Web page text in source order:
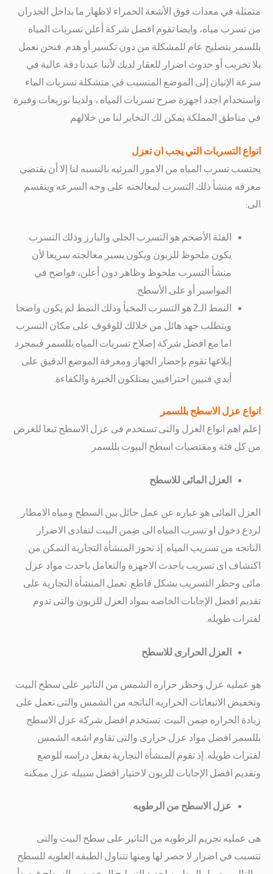
متمثلة في معدات فوق الأشعة الحمراء لاظهار ما بداخل الجدران
من تسرب مياه، وايضا تقوم افضل شركة أعلن تسربات المياه
بللسمر بتصليح عام للمشكلة من دون تكسير أو هدم. فنحن نعمل
بلا تخريب أو حدوث اضرار للعقار لديك لأننا عندنا دقة عالية في
سرعة الإتيان إلى الموضع المتسبب في متشكلة تسربات الماء
واستخدام اجدد اجهزة صرح تسربات المياه ، ولدينا توزيعات وفيرة
في مناطق المملكة يمكن لك التخابر لنا من خلالهم
انواع التسربات التي يجب ان تعزل
يحتسب تسرب المياه من الامور المرئيه بالنسبه لنا إلا أن يقتضي
معرفه منشأ ذلك التسرب لمعالجته على وجه السرعه وينقسم
الى:
الفئة الأضخم هو التسرب الجلي والبارز وذلك التسرب
يكون ملحوظ للزبون ويكون يسير معالجته سريعا لأن
منشأ التسرب ملحوظ وظاهر دون أعلن، فواضح في
المواسير أو على الأسطح.
النمط الـ2 هو التسرب المخبأ وذلك النمط لم يكون واضحا
ويتطلب جهد هائل من خلالك للوقوف على مكان التسرب
اما مع افضل شركة إصلاح تسربات المياه بللسمر فبمجرد
إبلاغها تقوم بإحضار الجهاز ومعرفة الموضع الدقيق على
أيدي فنيين احترافيين يمتلكون الخبرة والكفاءة.
انواع عزل الاسطح بللسمر
إعلم اهم انواع العزل والتى تستخدم فى عزل الاسطح تبعا للغرض
من كل فئة ومقتضيات اسطح البيوت بللسمر
العزل المائى للاسطح
العزل المائى هو عباره عن عمل حائل بين السطح ومياه الامطار
لردع دخول او تسرب المياه الى ضِمن البيت لتفادى الاضرار
الناتجه من تسريب المياه. إذ تحوز المنشأة التجارية التمكن من
اكتشاف اى تسريب باحدث الاجهزة والتعامل باحدث مواد عزل
مائى وحظر التسريب بشكل قاطع. تعمل المنشأة التجارية على
تقديم افضل الإجابات الخاصه بمواد العزل للزبون والتى تدوم
لفترات طويله.
العزل الحرارى للاسطح
هو عمليه عزل وحظر حراره الشمس من التاثير على سطح البيت
وتخفيض الانبعاثات الحراريه الناتجه من الشمس والتى تعمل على
زيادة الحراره ضِمن البيت. تستخدم افضل شركة عزل الاسطح
بللسمر افضل مواد عزل حرارى والتى تقاوم اشعه الشمس
لفترات طويله. إذ تقوم المنشأة التجارية بفعل دراسه للوضع
وتقديم افضل الإجابات للزبون لاختيار افضل سبيله عزل ممكنه
عزل الاسطح من الرطوبه
هى عمليه تجريم الرطوبه من التاثير على سطح البيت والتى
تتسبب في اضرار لا حصر لها ومنها تتناول الطبقه العلويه للسطح